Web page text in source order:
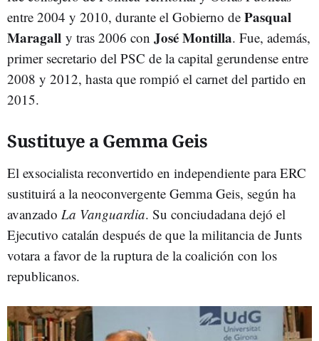
entre 2004 y 2010, durante el Gobierno de Pasqual
Maragall y tras 2006 con José Montilla. Fue, además,
primer secretario del PSC de la capital gerundense entre
2008 y 2012, hasta que rompió el carnet del partido en
2015.
Sustituye a Gemma Geis
El exsocialista reconvertido en independiente para ERC
sustituirá a la neoconvergente Gemma Geis, según ha
avanzado La Vanguardia. Su conciudadana dejó el
Ejecutivo catalán después de que la militancia de Junts
votara a favor de la ruptura de la coalición con los
republicanos.